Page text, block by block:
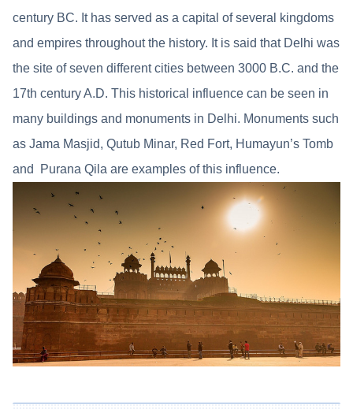
century BC. It has served as a capital of several kingdoms
and empires throughout the history. It is said that Delhi was
the site of seven different cities between 3000 B.C. and the
17th century A.D. This historical influence can be seen in
many buildings and monuments in Delhi. Monuments such
as Jama Masjid, Qutub Minar, Red Fort, Humayun’s Tomb
and Purana Qila are examples of this influence.